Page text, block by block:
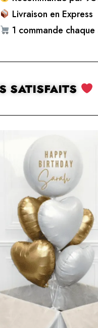
Livraison en Express
1 commande chaque
SATISFAITS